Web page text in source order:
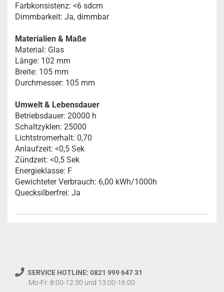
Farbkonsistenz: <6 sdcm
Dimmbarkeit: Ja, dimmbar
Materialien & Maße
Material: Glas
Länge: 102 mm
Breite: 105 mm
Durchmesser: 105 mm
Umwelt & Lebensdauer
Betriebsdauer: 20000 h
Schaltzyklen: 25000
Lichtstromerhalt: 0,70
Anlaufzeit: <0,5 Sek
Zündzeit: <0,5 Sek
Energieklasse: F
Gewichteter Verbrauch: 6,00 kWh/1000h
Quecksilberfrei: Ja
SERVICE HOTLINE: 0821 999 647 31
Mo-Fr: 8:00-12:30 und 13:00-16:00